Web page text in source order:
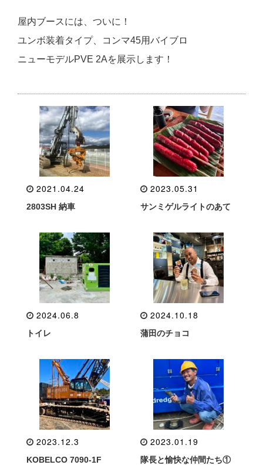
屋内ブースには、ついに！
ユンボ装着タイプ、コンマ45用バイブロ
ニューモデルPVE 2Aを展示します！
2021.04.24
2803SH 納車
2023.05.31
サンミゲルライトのあて
2024.06.8
トイレ
2024.10.18
蒲田のチョコ
2023.12.3
KOBELCO 7090-1F
2023.01.19
隊長と愉快な仲間たち①